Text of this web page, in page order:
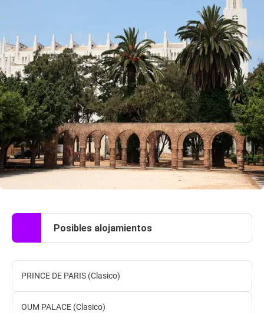
Posibles alojamientos
PRINCE DE PARIS (Clasico)
OUM PALACE (Clasico)